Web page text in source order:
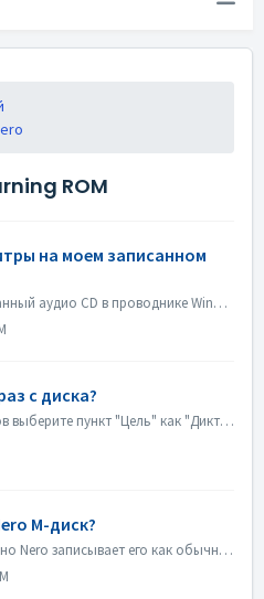
ROM
на моем записанном
Если просмотреть записанный аудио CD в проводнике Windows, он будет отображаться как дорожка 01, дорожка 02. Это соответствует ожиданиям: Если воспроизве...
с диска?
1. На панели инструментов выберите пункт "Цель" как "Диктофон изображений". 2. Вставьте исходный диск в дисковод. Нажмите кнопку Копи...
M-диск?
Поддерживается M-DISC, но Nero записывает его как обычные диски. Для этого не существует специальной обработки.